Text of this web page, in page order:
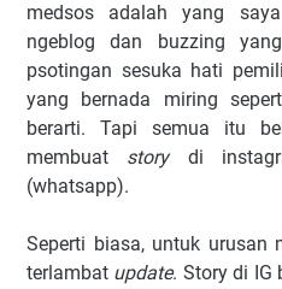
medsos adalah yang
ngeblog dan buzzing
psotingan sesuka hati
yang bernada miring
berarti. Tapi semua itu
membuat storydi
(whatsapp).
Seperti biasa, untuk urusan
terlambat update. Story di IG